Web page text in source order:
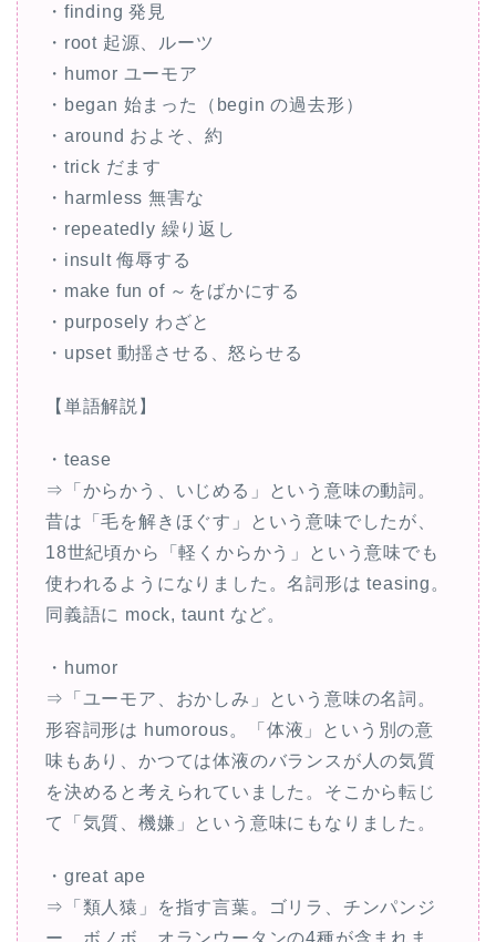
・finding 発見
・root 起源、ルーツ
・humor ユーモア
・began 始まった（begin の過去形）
・around およそ、約
・trick だます
・harmless 無害な
・repeatedly 繰り返し
・insult 侮辱する
・make fun of ～をばかにする
・purposely わざと
・upset 動揺させる、怒らせる
【単語解説】
・tease
⇒「からかう、いじめる」という意味の動詞。
昔は「毛を解きほぐす」という意味でしたが、
18世紀頃から「軽くからかう」という意味でも
使われるようになりました。名詞形は teasing。
同義語に mock, taunt など。
・humor
⇒「ユーモア、おかしみ」という意味の名詞。
形容詞形は humorous。「体液」という別の意
味もあり、かつては体液のバランスが人の気質
を決めると考えられていました。そこから転じ
て「気質、機嫌」という意味にもなりました。
・great ape
⇒「類人猿」を指す言葉。ゴリラ、チンパンジ
ー、ボノボ、オランウータンの4種が含まれま